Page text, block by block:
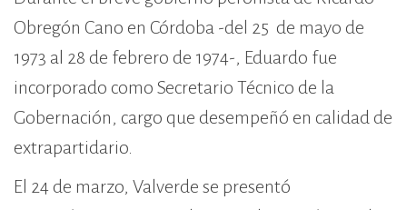
Obregón Cano en Córdoba -del 25 de mayo de
1973 al 28 de febrero de 1974-, Eduardo fue
incorporado como Secretario Técnico de la
Gobernación, cargo que desempeñó en calidad de
extrapartidario.
El 24 de marzo, Valverde se presentó